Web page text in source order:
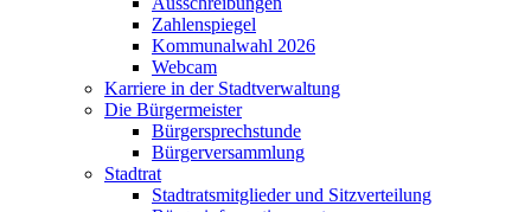
Zahlenspiegel
Kommunalwahl 2026
Webcam
Karriere in der Stadtverwaltung
Die Bürgermeister
Bürgersprechstunde
Bürgerversammlung
Stadtrat
Stadtratsmitglieder und Sitzverteilung